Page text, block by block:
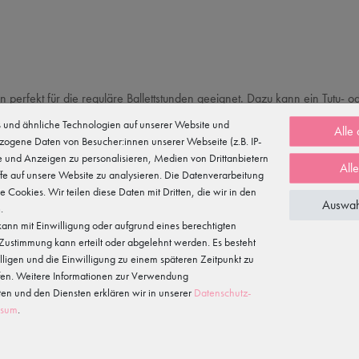
perfekt für die reguläre Ballettstunden geeignet. Dazu kann ein
sorgen für einen perfekten Sitz am Körper. Dadurch
eine optimale Passform am Körper).
ähnliche Technologien auf unserer Website und
Daten von Besucher:innen unserer Webseite (z.B. IP-
und Anzeigen zu personalisieren, Medien von Drittanbietern
auf unsere Website zu analysieren. Die Datenverarbeitung
Cookies. Wir teilen diese Daten mit Dritten, die wir in den
mit Einwilligung oder aufgrund eines berechtigten
kann erteilt oder abgelehnt werden. Es besteht
und die Einwilligung zu einem späteren Zeitpunkt zu
Weitere Informationen zur Verwendung
und den Diensten erklären wir in unserer Daten­schutz­
Alle